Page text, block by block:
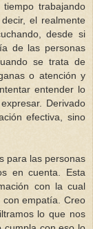
trabajando
el realmente
desde si
de las personas
se trata de
o atención y
entender lo
Derivado
efectiva, sino
para las personas
en cuenta. Esta
con la cual
con empatía. Creo
lo que nos